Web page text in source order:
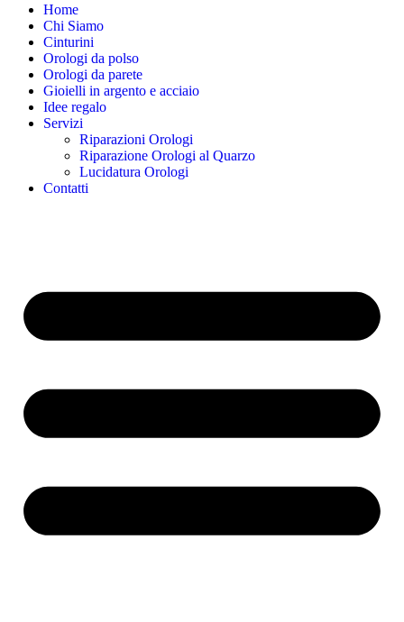
Home
Chi Siamo
Cinturini
Orologi da polso
Orologi da parete
Gioielli in argento e acciaio
Idee regalo
Servizi
Riparazioni Orologi
Riparazione Orologi al Quarzo
Lucidatura Orologi
Contatti